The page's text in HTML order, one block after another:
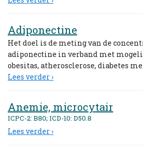
Adiponectine
Het doel is de meting van de
adiponectine in verband met
obesitas, atherosclerose, diabetes
Lees verder ›
Anemie, microcytair
ICPC-2: B80; ICD-10: D50.8
Lees verder ›